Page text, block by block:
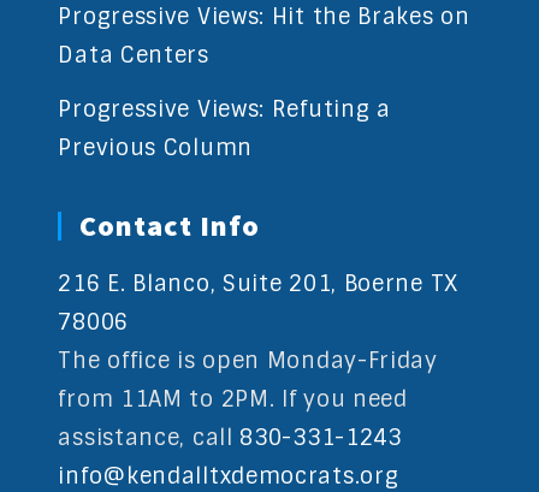
Progressive Views: Hit the Brakes on
Data Centers
Progressive Views: Refuting a
Previous Column
Contact Info
216 E. Blanco, Suite 201, Boerne TX
78006
The office is open Monday-Friday
from 11AM to 2PM. If you need
assistance, call 830-331-1243
info@kendalltxdemocrats.org